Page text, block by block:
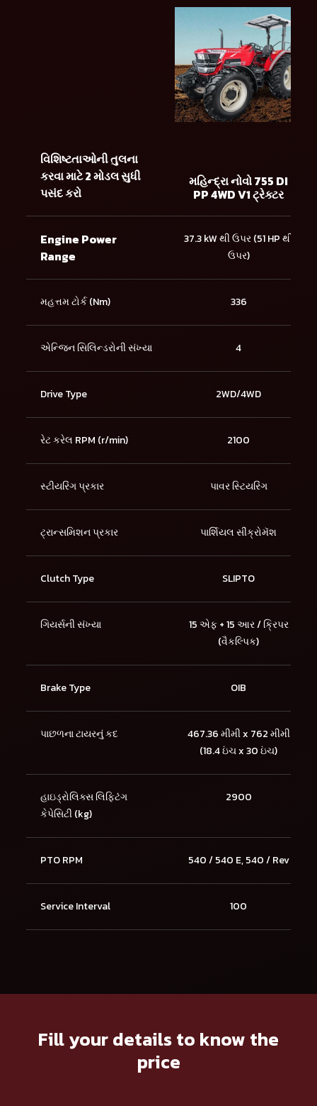
વિશિષ્ટતાઓની તુલના
કરવા માટે 2 મોડલ સુધી
પસંદ કરો
મહિન્દ્રા નોવો 755 DI
PP 4WD V1 ટ્રેક્ટર
Engine Power
Range
37.3 kW થી ઉપર (51 HP થી
ઉપર)
મહત્તમ ટોર્ક (Nm) 336
એન્જિન સિલિન્ડરોની સંખ્યા 4
Drive Type 2WD/4WD
રેટ કરેલ RPM (r/min) 2100
સ્ટીયરિંગ પ્રકાર પાવર સ્ટિયરિંગ
ટ્રાન્સમિશન પ્રકાર પાર્શિયલ સીંક્રોમૅશ
Clutch Type SLIPTO
ગિયર્સની સંખ્યા
15 એફ + 15 આર / ક્રિપર
(વૈકલ્પિક)
Brake Type OIB
પાછળના ટાયરનું કદ
467.36 મીમી x 762 મીમી
(18.4 ઇંચ x 30 ઇંચ)
હાઇડ્રોલિક્સ લિફ્ટિંગ
કેપેસિટી (kg)
2900
PTO RPM 540 / 540 E, 540 / Rev
Service Interval 100
Fill your details to know the
price